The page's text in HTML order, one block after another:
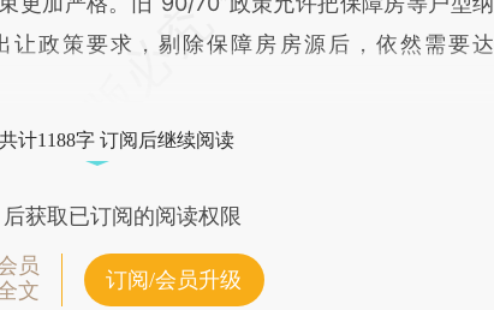
让政策要求，剔除保障房房源后，依然需要达
计1188字 订阅后继续阅读
获取已订阅的阅读权限
员
文
订阅/会员升级